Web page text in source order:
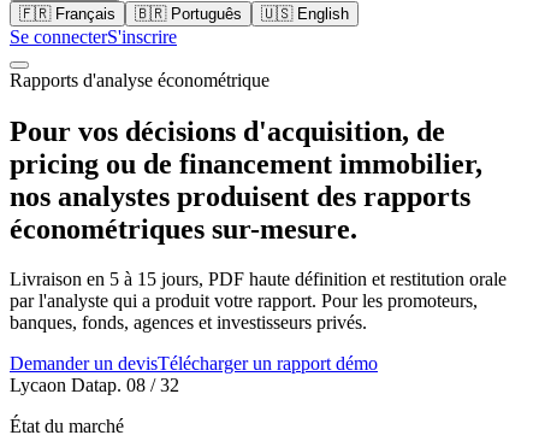
🇫🇷 Français 🇧🇷 Português 🇺🇸 English
Se connecterS'inscrire
Rapports d'analyse économétrique
Pour vos décisions d'acquisition, de
pricing ou de financement immobilier,
nos analystes produisent des rapports
économétriques sur-mesure.
Livraison en 5 à 15 jours, PDF haute définition et restitution orale
par l'analyste qui a produit votre rapport. Pour les promoteurs,
banques, fonds, agences et investisseurs privés.
Demander un devisTélécharger un rapport démo
Lycaon Datap. 08 / 32
État du marché